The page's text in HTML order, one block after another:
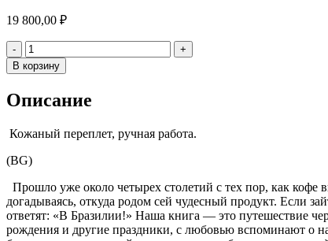
19 800,00 ₽
- Количество
+
В корзину
Описание
Кожаный переплет, ручная работа.
(BG)
Прошло уже около четырех столетий с тех пор, как
догадываясь, откуда родом сей чудесный продукт. Если
ответят: «В Бразилии!» Наша книга — это путешествие
рождения и другие праздники, с любовью вспоминают о